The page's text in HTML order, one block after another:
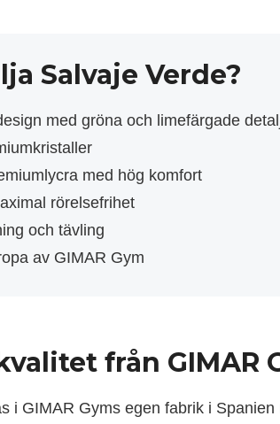
Salvaje Verde?
med gröna och limefärgade
med hög komfort
rörelsefrihet
och tävling
av GIMAR Gym
från GIMAR
i GIMAR Gyms egen fabrik i